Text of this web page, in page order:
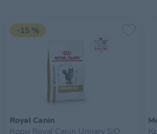
Тип питомца
Тип упаковки
Условия хранения
-15 %
Royal Canin
Корм Royal Canin Urinary S/O